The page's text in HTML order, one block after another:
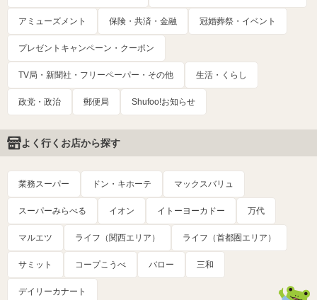
アミューズメント 保険・共済・金融 冠婚葬祭・イベント
プレゼントキャンペーン・クーポン
TV局・新聞社・フリーペーパー・その他 生活・くらし
政党・政治 郵便局 Shufoo!お知らせ
よく行くお店から探す
業務スーパー ドン・キホーテ マックスバリュ
スーパーみらべる イオン イトーヨーカドー 万代
マルエツ ライフ（関西エリア） ライフ（首都圏エリア）
サミット コープこうべ バロー 三和
デイリーカナート